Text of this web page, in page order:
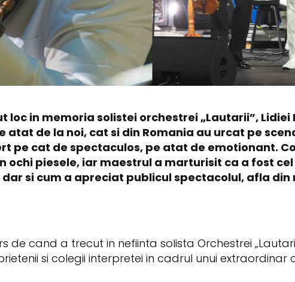
loc in memoria solistei orchestrei „Lautarii”, Lidiei
atat de la noi, cat si din Romania au urcat pe
pe cat de spectaculos, pe atat de emotionant.
ochi piesele, iar maestrul a marturisit ca a fost
dar si cum a apreciat publicul spectacolul, afla
de cand a trecut in nefiinta solista Orchestrei
si colegii interpretei in cadrul unui extraordinar